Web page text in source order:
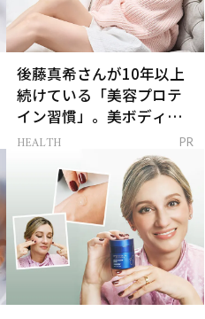
後藤真希さんが10年以上
続けている「美容プロテ
イン習慣」。美ボディを
支える朝ルーティンと
HEALTH PR